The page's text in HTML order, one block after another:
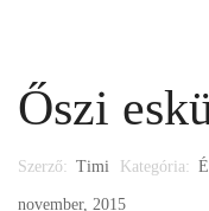
Őszi
Szerző: Timi Kategória:
november, 2015